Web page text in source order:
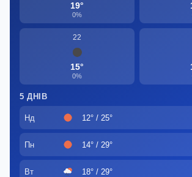
19°
0%
22
15°
0%
5 ДНІВ
Нд 12° / 25°
Пн 14° / 29°
Вт 18° / 29°